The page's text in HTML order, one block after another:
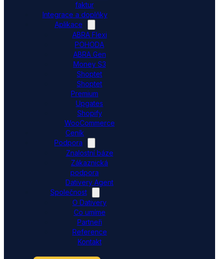
faktur
Integrace a doplňky
Aplikace
ABRA Flexi
POHODA
ABRA Gen
Money S3
Shoptet
Shoptet
Premium
Upgates
Shopify
WooCommerce
Ceník
Podpora
Znalostní báze
Zákaznická
podpora
Dativery Agent
Společnost
O Dativery
Co umíme
Partneři
Reference
Kontakt